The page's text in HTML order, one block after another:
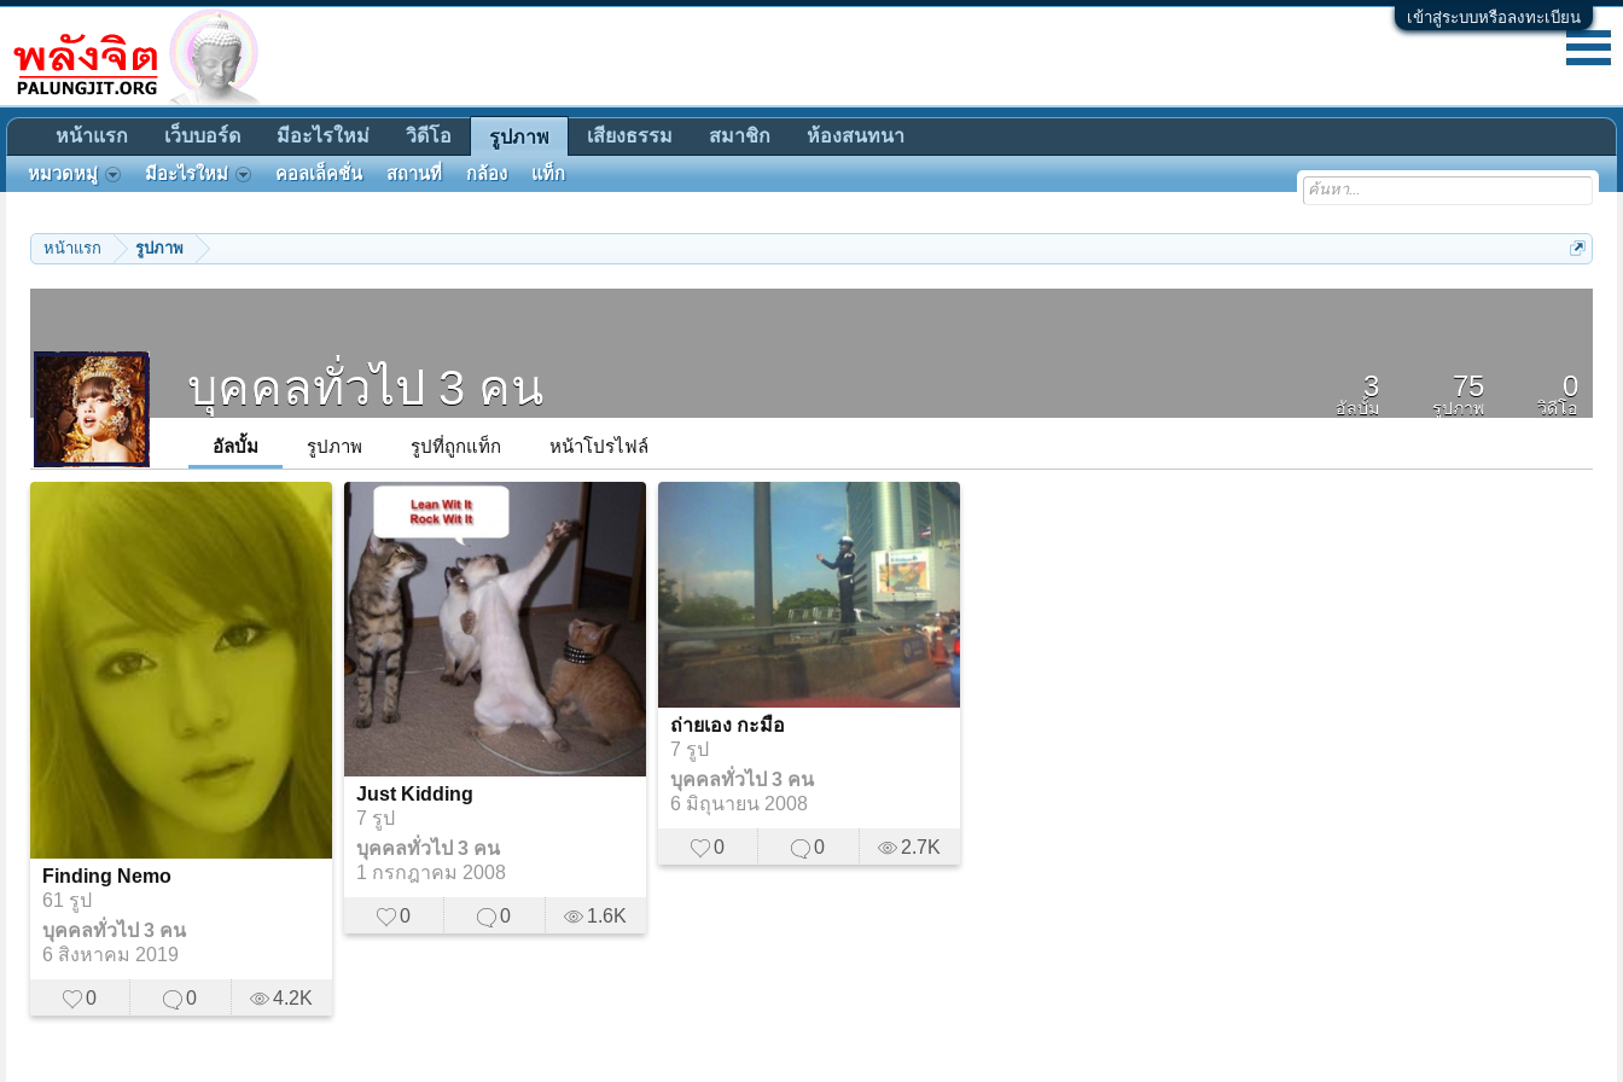
เข้าสู่ระบบหรือลงทะเบียน
หน้าแรก รูปภาพ
บุคคลทั่วไป 3 คน 3
อัลบั้ม
75
รูปภาพ
0
วิดีโอ
อัลบั้ม รูปภาพ รูปที่ถูกแท็ก หน้าโปรไฟล์
Finding Nemo
61 รูป
บุคคลทั่วไป 3 คน
6 สิงหาคม 2019
0 0 4.2K
Just Kidding
7 รูป
บุคคลทั่วไป 3 คน
1 กรกฎาคม 2008
0 0 1.6K
ถ่ายเอง กะมือ
7 รูป
บุคคลทั่วไป 3 คน
6 มิถุนายน 2008
0 0 2.7K
หน้าแรก เว็บบอร์ด มีอะไรใหม่ วิดีโอ รูปภาพ
หมวดหมู่ มีอะไรใหม่ คอลเล็คชั่น สถานที่ กล้อง แท็ก
เสียงธรรม สมาชิก ห้องสนทนา